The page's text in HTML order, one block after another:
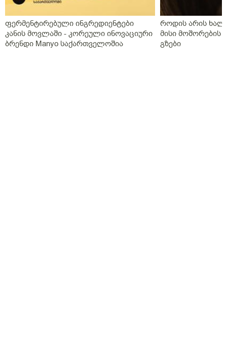
ფერმენტირებული ინგრედიენტები
კანის მოვლაში - კორეული ინოვაციური
ბრენდი Manyo საქართველოშია
როდის არის
მისი მოშორების
გზები